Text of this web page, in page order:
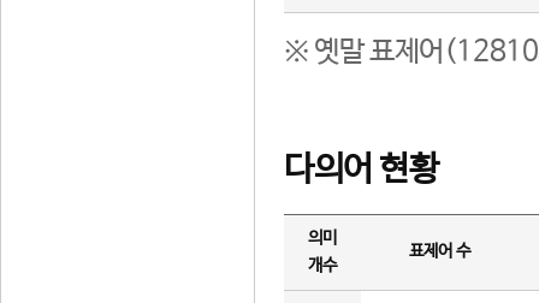
※ 옛말 표제어(12810
다의어 현황
의미
개수
표제어 수